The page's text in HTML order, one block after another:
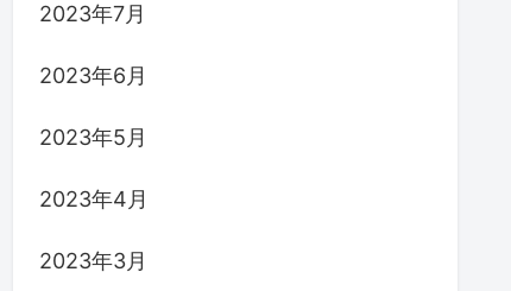
2023年7月
2023年6月
2023年5月
2023年4月
2023年3月